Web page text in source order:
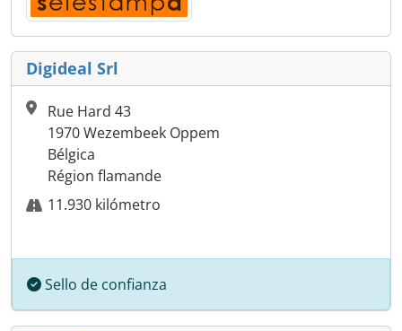
Digideal Srl
Rue Hard 43
1970 Wezembeek Oppem
Bélgica
Région flamande
11.930 kilómetro
Sello de confianza